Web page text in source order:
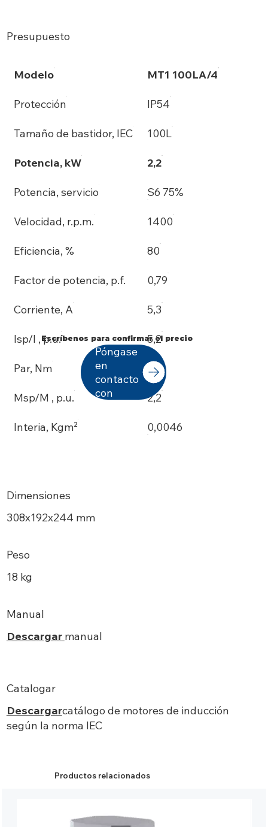
Presupuesto
Modelo MT1 100LA/4
Protección IP54
Tamaño de bastidor, IEC 100L
Potencia, kW 2,2
Potencia, servicio S6 75%
Velocidad, r.p.m. 1400
Eficiencia, % 80
Factor de potencia, p.f. 0,79
Corriente, A 5,3
Isp/I , p.u. 5,2
Par, Nm 14
Msp/M , p.u. 2,2
Interia, Kgm² 0,0046
Dimensiones
308х192x244 mm
Peso
18 kg
Manual
Descargar manual
Catalogar
Descargarcatálogo de motores de inducción
según la norma IEC
Escríbenos para confirmar el precio
Póngase
en
contacto
con
Productos relacionados